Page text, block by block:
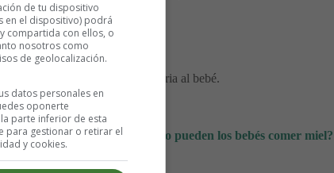
y no le aporta la grasa necesaria al bebé.
de los dos años.
contaminados) ⇒¿Cuándo pueden los bebés comer miel?
de tu dispositivo
en el dispositivo) podrá
compartida con ellos, o
nosotros como
de geolocalización.
datos personales en
oponerte
parte inferior de esta
para gestionar o retirar el
y cookies.